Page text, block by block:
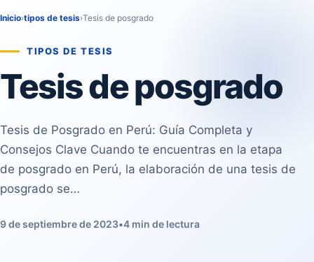
Inicio›tipos de tesis›Tesis de posgrado
TIPOS DE TESIS
Tesis de posgrado
Tesis de Posgrado en Perú: Guía Completa y
Consejos Clave Cuando te encuentras en la etapa
de posgrado en Perú, la elaboración de una tesis de
posgrado se…
9 de septiembre de 2023•4 min de lectura